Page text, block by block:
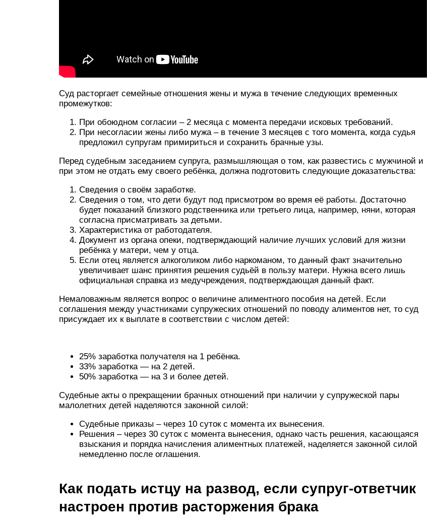
Суд расторгает семейные отношения жены и мужа в течение следующих временных
промежутков:
При обоюдном согласии – 2 месяца с момента передачи исковых требований.
При несогласии жены либо мужа – в течение 3 месяцев с того момента, когда судья
предложил супругам примириться и сохранить брачные узы.
Перед судебным заседанием супруга, размышляющая о том, как развестись с мужчиной и
при этом не отдать ему своего ребёнка, должна подготовить следующие доказательства:
Сведения о своём заработке.
Сведения о том, что дети будут под присмотром во время её работы. Достаточно
будет показаний близкого родственника или третьего лица, например, няни, которая
согласна присматривать за детьми.
Характеристика от работодателя.
Документ из органа опеки, подтверждающий наличие лучших условий для жизни
ребёнка у матери, чем у отца.
Если отец является алкоголиком либо наркоманом, то данный факт значительно
увеличивает шанс принятия решения судьёй в пользу матери. Нужна всего лишь
официальная справка из медучреждения, подтверждающая данный факт.
Немаловажным является вопрос о величине алиментного пособия на детей. Если
соглашения между участниками супружеских отношений по поводу алиментов нет, то суд
присуждает их к выплате в соответствии с числом детей:
25% заработка получателя на 1 ребёнка.
33% заработка — на 2 детей.
50% заработка — на 3 и более детей.
Судебные акты о прекращении брачных отношений при наличии у супружеской пары
малолетних детей наделяются законной силой:
Судебные приказы – через 10 суток с момента их вынесения.
Решения – через 30 суток с момента вынесения, однако часть решения, касающаяся
взыскания и порядка начисления алиментных платежей, наделяется законной силой
немедленно после оглашения.
Как подать истцу на развод, если супруг-ответчик
настроен против расторжения брака